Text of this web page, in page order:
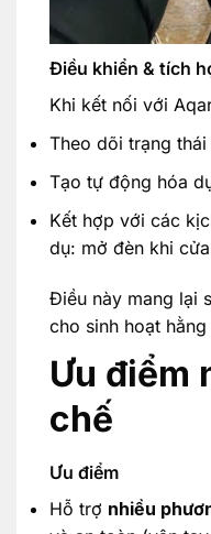
Điều khiển & tích
Khi kết nối với
Theo dõi trạng
Tạo tự động hóa
Kết hợp với các
dụ: mở đèn khi
Điều này mang lại
cho sinh hoạt hằng
Ưu điểm
chế
Ưu điểm
Hỗ trợ nhiều